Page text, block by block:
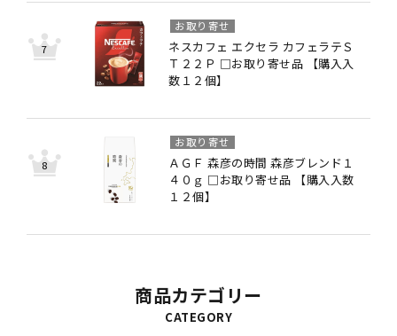
ネスカフェ エクセラ カフェラテＳ
Ｔ２２Ｐ □お取り寄せ品 【購入入
数１２個】
お取り寄せ
ＡＧＦ 森彦の時間 森彦ブレンド１
４０ｇ □お取り寄せ品 【購入入数
１２個】
お取り寄せ
商品カテゴリー
CATEGORY